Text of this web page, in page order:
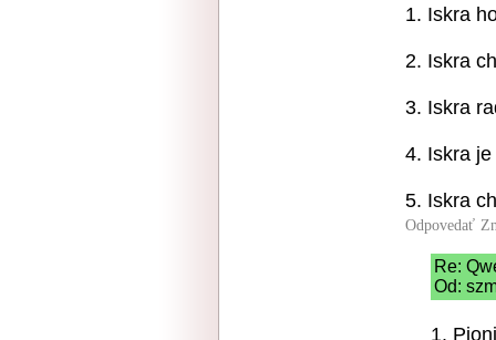
1. Iskra
2. Iskra
3. Iskra
4. Iskra
5. Iskra
Odpovedať
Re:
Od:
1.